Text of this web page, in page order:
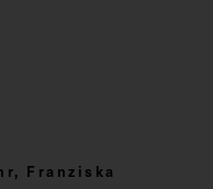
Franziska